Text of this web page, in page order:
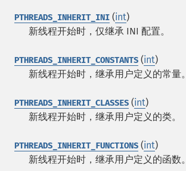
PTHREADS_INHERIT_INI (int)
新线程开始时，仅继承 INI 配置。
PTHREADS_INHERIT_CONSTANTS (int)
新线程开始时，继承用户定义的常量。
PTHREADS_INHERIT_CLASSES (int)
新线程开始时，继承用户定义的类。
PTHREADS_INHERIT_FUNCTIONS (int)
新线程开始时，继承用户定义的函数。